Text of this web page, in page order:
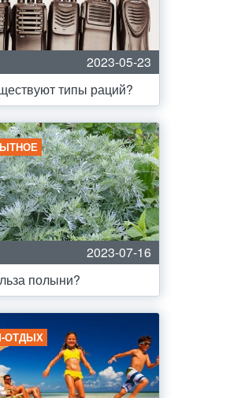
2023-05-23
типы раций?
2023-07-16
полыни?
ОТДЫХ